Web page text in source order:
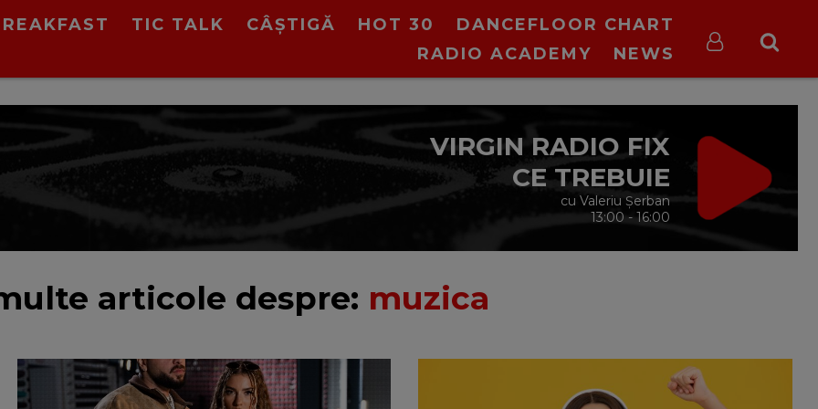
TIC TALK CÂȘTIGĂ HOT 30
DANCEFLOOR CHART
RADIO ACADEMY
NEWS
VIRGIN RADIO FIX
CE TREBUIE
cu Valeriu Șerban
13:00 - 16:00
articole despre: muzica